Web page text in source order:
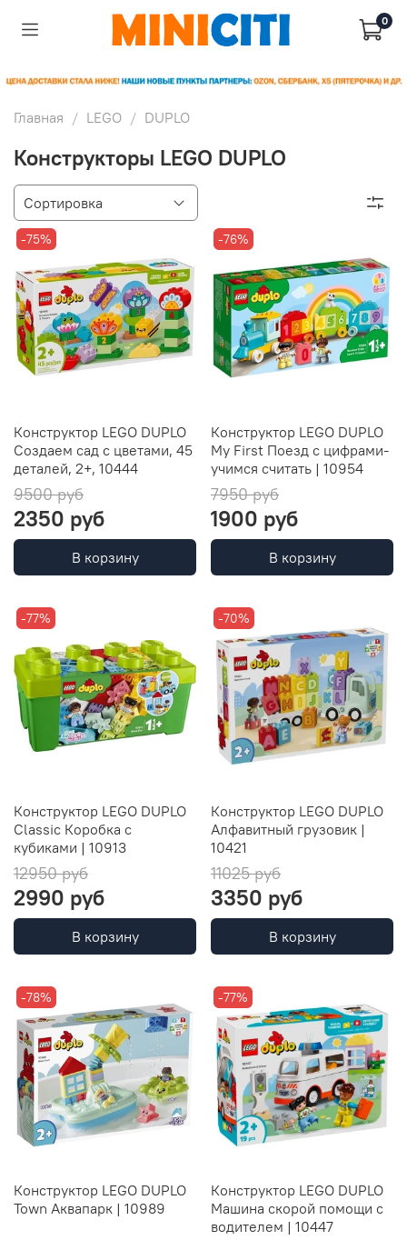
0
Главная LEGO DUPLO
Конструкторы LEGO DUPLO
-75%
Конструктор LEGO DUPLO
Создаем сад с цветами, 45
деталей, 2+, 10444
9500 руб
2350 руб
В корзину
-76%
Конструктор LEGO DUPLO
My First Поезд с цифрами-
учимся считать | 10954
7950 руб
1900 руб
В корзину
-77%
Конструктор LEGO DUPLO
Classic Коробка с
кубиками | 10913
12950 руб
2990 руб
В корзину
-70%
Конструктор LEGO DUPLO
Алфавитный грузовик |
10421
11025 руб
3350 руб
В корзину
-78%
Конструктор LEGO DUPLO
Town Аквапарк | 10989
-77%
Конструктор LEGO DUPLO
Машина скорой помощи с
водителем | 10447